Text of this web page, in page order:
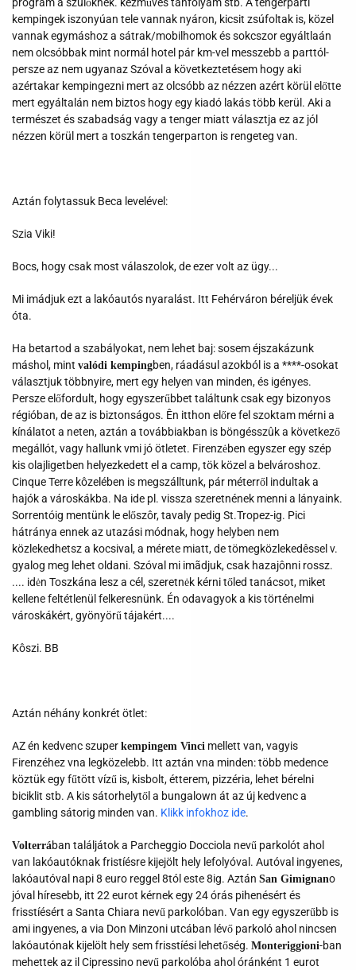
program a szülőknek. kézműves tanfolyam stb. A tengerparti
kempingek iszonyúan tele vannak nyáron, kicsit zsúfoltak is, közel
vannak egymáshoz a sátrak/mobilhomok és sokcszor egyáltlaán
nem olcsóbbak mint normál hotel pár km-vel messzebb a parttól-
persze az nem ugyanaz Szóval a következtetésem hogy aki
azértakar kempingezni mert az olcsóbb az nézzen azért körül előtte
mert egyáltalán nem biztos hogy egy kiadó lakás több kerül. Aki a
természet és szabadság vagy a tenger miatt választja ez az jól
nézzen körül mert a toszkán tengerparton is rengeteg van.
Aztán folytassuk Beca levelével:
Szia Viki!
Bocs, hogy csak most válaszolok, de ezer volt az ügy...
Mi imádjuk ezt a lakóautós nyaralást. Itt Fehérváron béreljük évek
óta.
Ha betartod a szabályokat, nem lehet baj: sosem éjszakázunk
máshol, mint valódi kempingben, ráadásul azokból is a ****-osokat
választjuk többnyire, mert egy helyen van minden, és igényes.
Persze előfordult, hogy egyszerűbbet találtunk csak egy bizonyos
régióban, de az is biztonságos. Ên itthon előre fel szoktam mérni a
kínálatot a neten, aztán a továbbiakban is böngésszûk a következő
megállót, vagy hallunk vmi jó ötletet. Firenzėben egyszer egy szép
kis olajligetben helyezkedett el a camp, tök közel a belvároshoz.
Cinque Terre kôzelében is megszálltunk, pár méterről indultak a
hajók a városkákba. Na ide pl. vissza szeretnének menni a lányaink.
Sorrentóig mentünk le előszôr, tavaly pedig St.Tropez-ig. Pici
hátránya ennek az utazási módnak, hogy helyben nem
közlekedhetsz a kocsival, a mérete miatt, de tömegközlekedêssel v.
gyalog meg lehet oldani. Szóval mi imãdjuk, csak hazajônni rossz.
.... idėn Toszkána lesz a cél, szeretnėk kérni tőled tanácsot, miket
kellene feltétlenül felkeresnünk. Én odavagyok a kis történelmi
városkákért, gyönyörű tájakért....
Kôszi. BB
Aztán néhány konkrét ötlet:
AZ én kedvenc szuper kempingem Vinci mellett van, vagyis
Firenzéhez vna legközelebb. Itt aztán vna minden: több medence
köztük egy fűtött vízű is, kisbolt, étterem, pizzéria, lehet bérelni
biciklit stb. A kis sátorhelytől a bungalown át az új kedvenc a
gambling sátorig minden van. Klikk infokhoz ide.
Volterrában találjátok a Parcheggio Docciola nevű parkolót ahol
van lakóautóknak fristíésre kijejölt hely lefolyóval. Autóval ingyenes,
lakóautóval napi 8 euro reggel 8tól este 8ig. Aztán San Gimignano
jóval híresebb, itt 22 eurot kérnek egy 24 órás pihenésért és
frisstíésért a Santa Chiara nevű parkolóban. Van egy egyszerűbb is
ami ingyenes, a via Don Minzoni utcában lévő parkoló ahol nincsen
lakóautónak kijelölt hely sem frisstíési lehetőség. Monteriggioni-ban
mehettek az il Cipressino nevű parkolóba ahol óránként 1 eurot